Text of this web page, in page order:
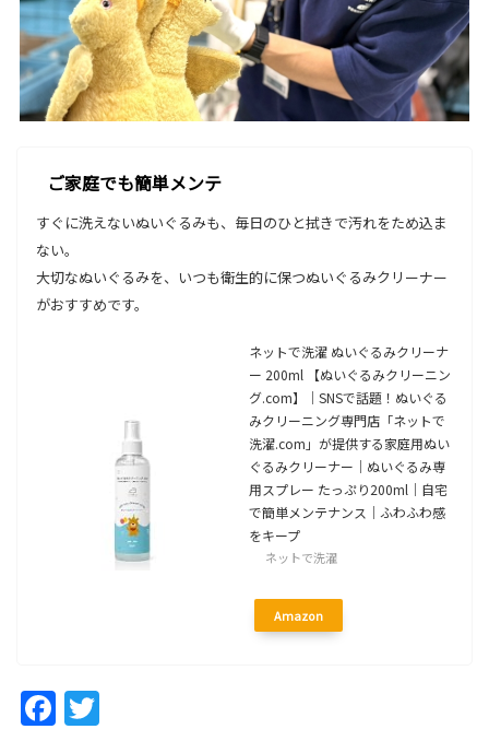
ご家庭でも簡単メンテ
すぐに洗えないぬいぐるみも、毎日のひと拭きで汚れをため込ま
ない。
大切なぬいぐるみを、いつも衛生的に保つぬいぐるみクリーナー
がおすすめです。
ネットで洗濯 ぬいぐるみクリーナ
ー 200ml 【ぬいぐるみクリーニン
グ.com】｜SNSで話題！ぬいぐる
みクリーニング専門店「ネットで
洗濯.com」が提供する家庭用ぬい
ぐるみクリーナー｜ぬいぐるみ専
用スプレー たっぷり200ml｜自宅
で簡単メンテナンス｜ふわふわ感
をキープ
ネットで洗濯
Amazon
Facebook